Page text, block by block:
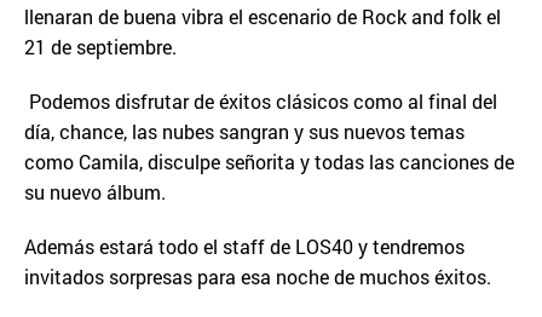
llenaran de buena vibra el escenario de Rock and folk el
21 de septiembre.
Podemos disfrutar de éxitos clásicos como al final del
día, chance, las nubes sangran y sus nuevos temas
como Camila, disculpe señorita y todas las canciones de
su nuevo álbum.
Además estará todo el staff de LOS40 y tendremos
invitados sorpresas para esa noche de muchos éxitos.